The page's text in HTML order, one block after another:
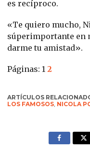
es recíproco.
«Te quiero mucho,
súperimportante en
darme tu amistad».
Páginas:1 2
ARTÍCULOS
LOS FAMOSOS NICOLA